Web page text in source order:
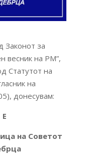
Законот за
весник на РМ”,
Статутот на
на
донесувам:
на Советот